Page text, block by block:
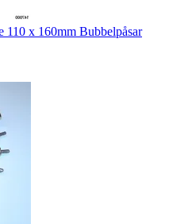
110 x 160mm Bubbelpåsar